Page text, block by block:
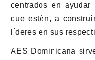
centrados en
que estén, a
líderes en sus
AES Dominicana